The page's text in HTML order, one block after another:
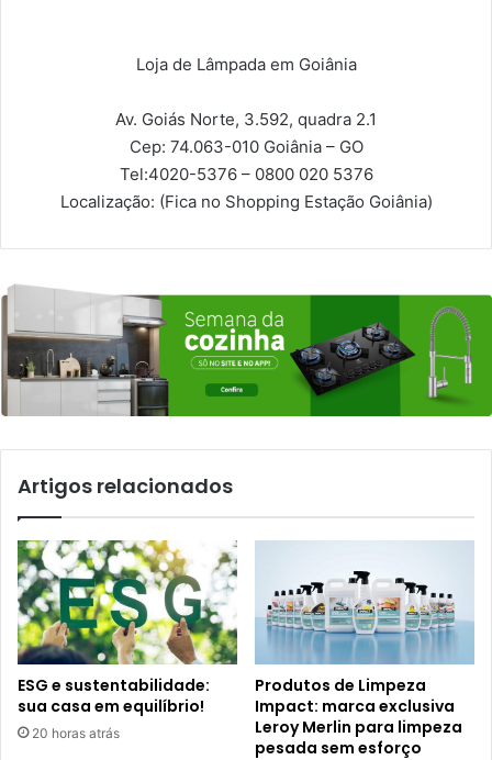
Loja de Lâmpada em Goiânia
Av. Goiás Norte, 3.592, quadra 2.1
Cep: 74.063-010 Goiânia – GO
Tel:4020-5376 – 0800 020 5376
Localização: (Fica no Shopping Estação Goiânia)
Artigos relacionados
ESG e sustentabilidade:
sua casa em equilíbrio!
20 horas atrás
Produtos de Limpeza
Impact: marca exclusiva
Leroy Merlin para limpeza
pesada sem esforço